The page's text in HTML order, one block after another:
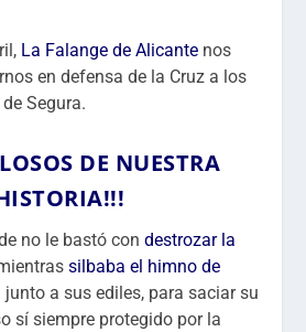
La Falange de Alicante nos
en defensa de la Cruz a los
Segura.
DE NUESTRA
no le bastó condestrozar la
silbaba el himno de
a sus ediles, para saciar su
sí siempre protegido por la